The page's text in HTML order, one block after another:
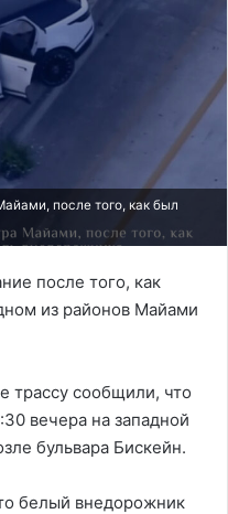
после того, как был
после того, как
из районов Майами
трассу сообщили, что
вечера на западной
бульвара Бискейн.
белый внедорожник